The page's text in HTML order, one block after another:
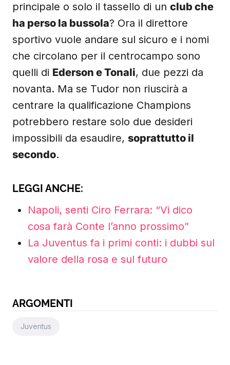
principale o solo il tassello di un club che
ha perso la bussola? Ora il direttore
sportivo vuole andare sul sicuro e i nomi
che circolano per il centrocampo sono
quelli di Ederson e Tonali, due pezzi da
novanta. Ma se Tudor non riuscirà a
centrare la qualificazione Champions
potrebbero restare solo due desideri
impossibili da esaudire, soprattutto il
secondo.
LEGGI ANCHE:
Napoli, senti Ciro Ferrara: “Vi dico
cosa farà Conte l’anno prossimo”
La Juventus fa i primi conti: i dubbi sul
valore della rosa e sul futuro
ARGOMENTI
Juventus